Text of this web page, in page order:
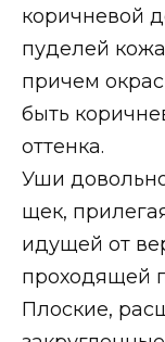
коричневой
пуделей
причем
быть
оттенка.
Уши
щек,
идущей от
проходящей
Плоские,